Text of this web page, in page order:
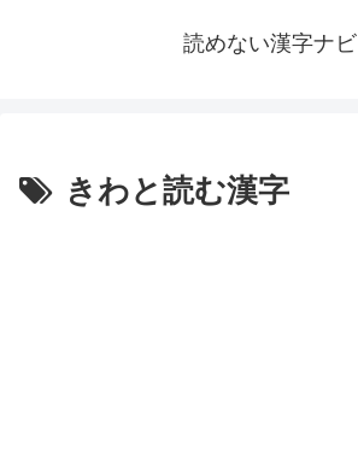
読めない漢字ナビ
きわと読む漢字